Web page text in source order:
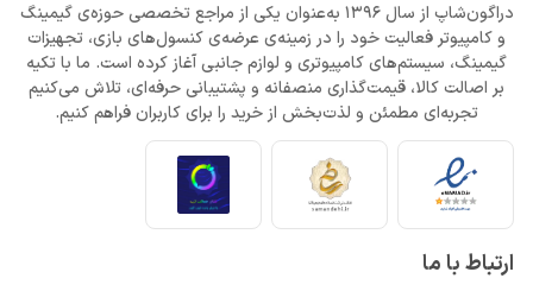
دراگون‌شاپ از سال 1396 به‌عنوان یکی از مراجع تخصصی حوزه‌ی گیمینگ
و کامپیوتر فعالیت خود را در زمینه‌ی عرضه‌ی کنسول‌های بازی، تجهیزات
گیمینگ، سیستم‌های کامپیوتری و لوازم جانبی آغاز کرده است. ما با تکیه
بر اصالت کالا، قیمت‌گذاری منصفانه و پشتیبانی حرفه‌ای، تلاش می‌کنیم
تجربه‌ای مطمئن و لذت‌بخش از خرید را برای کاربران فراهم کنیم.
ارتباط با ما